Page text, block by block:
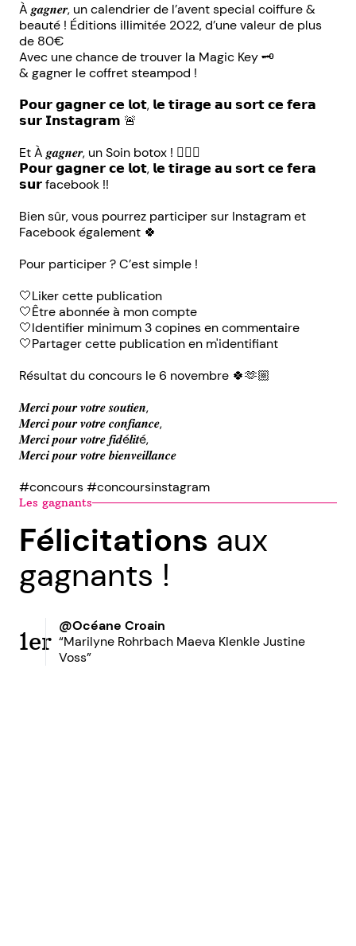
À 𝒈𝒂𝒈𝒏𝒆𝒓, un calendrier de l’avent special coiffure &
beauté ! Éditions illimitée 2022, d’une valeur de plus
de 80€
Avec une chance de trouver la Magic Key 🗝️
& gagner le coffret steampod !
𝗣𝗼𝘂𝗿 𝗴𝗮𝗴𝗻𝗲𝗿 𝗰𝗲 𝗹𝗼𝘁, 𝗹𝗲 𝘁𝗶𝗿𝗮𝗴𝗲 𝗮𝘂 𝘀𝗼𝗿𝘁 𝗰𝗲 𝗳𝗲𝗿𝗮
𝘀𝘂𝗿 𝗜𝗻𝘀𝘁𝗮𝗴𝗿𝗮𝗺 🚨
Et À 𝒈𝒂𝒈𝒏𝒆𝒓, un Soin botox ! 💆🏼‍♀️
𝗣𝗼𝘂𝗿 𝗴𝗮𝗴𝗻𝗲𝗿 𝗰𝗲 𝗹𝗼𝘁, 𝗹𝗲 𝘁𝗶𝗿𝗮𝗴𝗲 𝗮𝘂 𝘀𝗼𝗿𝘁 𝗰𝗲 𝗳𝗲𝗿𝗮
𝘀𝘂𝗿 facebook !!
Bien sûr, vous pourrez participer sur Instagram et
Facebook également 🍀
Pour participer ? C’est simple !
🤍Liker cette publication
🤍Être abonnée à mon compte
🤍Identifier minimum 3 copines en commentaire
🤍Partager cette publication en m'identifiant
Résultat du concours le 6 novembre 🍀🫶🏼
𝑴𝒆𝒓𝒄𝒊 𝒑𝒐𝒖𝒓 𝒗𝒐𝒕𝒓𝒆 𝒔𝒐𝒖𝒕𝒊𝒆𝒏,
𝑴𝒆𝒓𝒄𝒊 𝒑𝒐𝒖𝒓 𝒗𝒐𝒕𝒓𝒆 𝒄𝒐𝒏𝒇𝒊𝒂𝒏𝒄𝒆,
𝑴𝒆𝒓𝒄𝒊 𝒑𝒐𝒖𝒓 𝒗𝒐𝒕𝒓𝒆 𝒇𝒊𝒅é𝒍𝒊𝒕é,
𝑴𝒆𝒓𝒄𝒊 𝒑𝒐𝒖𝒓 𝒗𝒐𝒕𝒓𝒆 𝒃𝒊𝒆𝒏𝒗𝒆𝒊𝒍𝒍𝒂𝒏𝒄𝒆
#concours #concoursinstagram
Les gagnants
Félicitations aux
gagnants !
1er
@Océane Croain
“Marilyne Rohrbach Maeva Klenkle Justine
Voss”